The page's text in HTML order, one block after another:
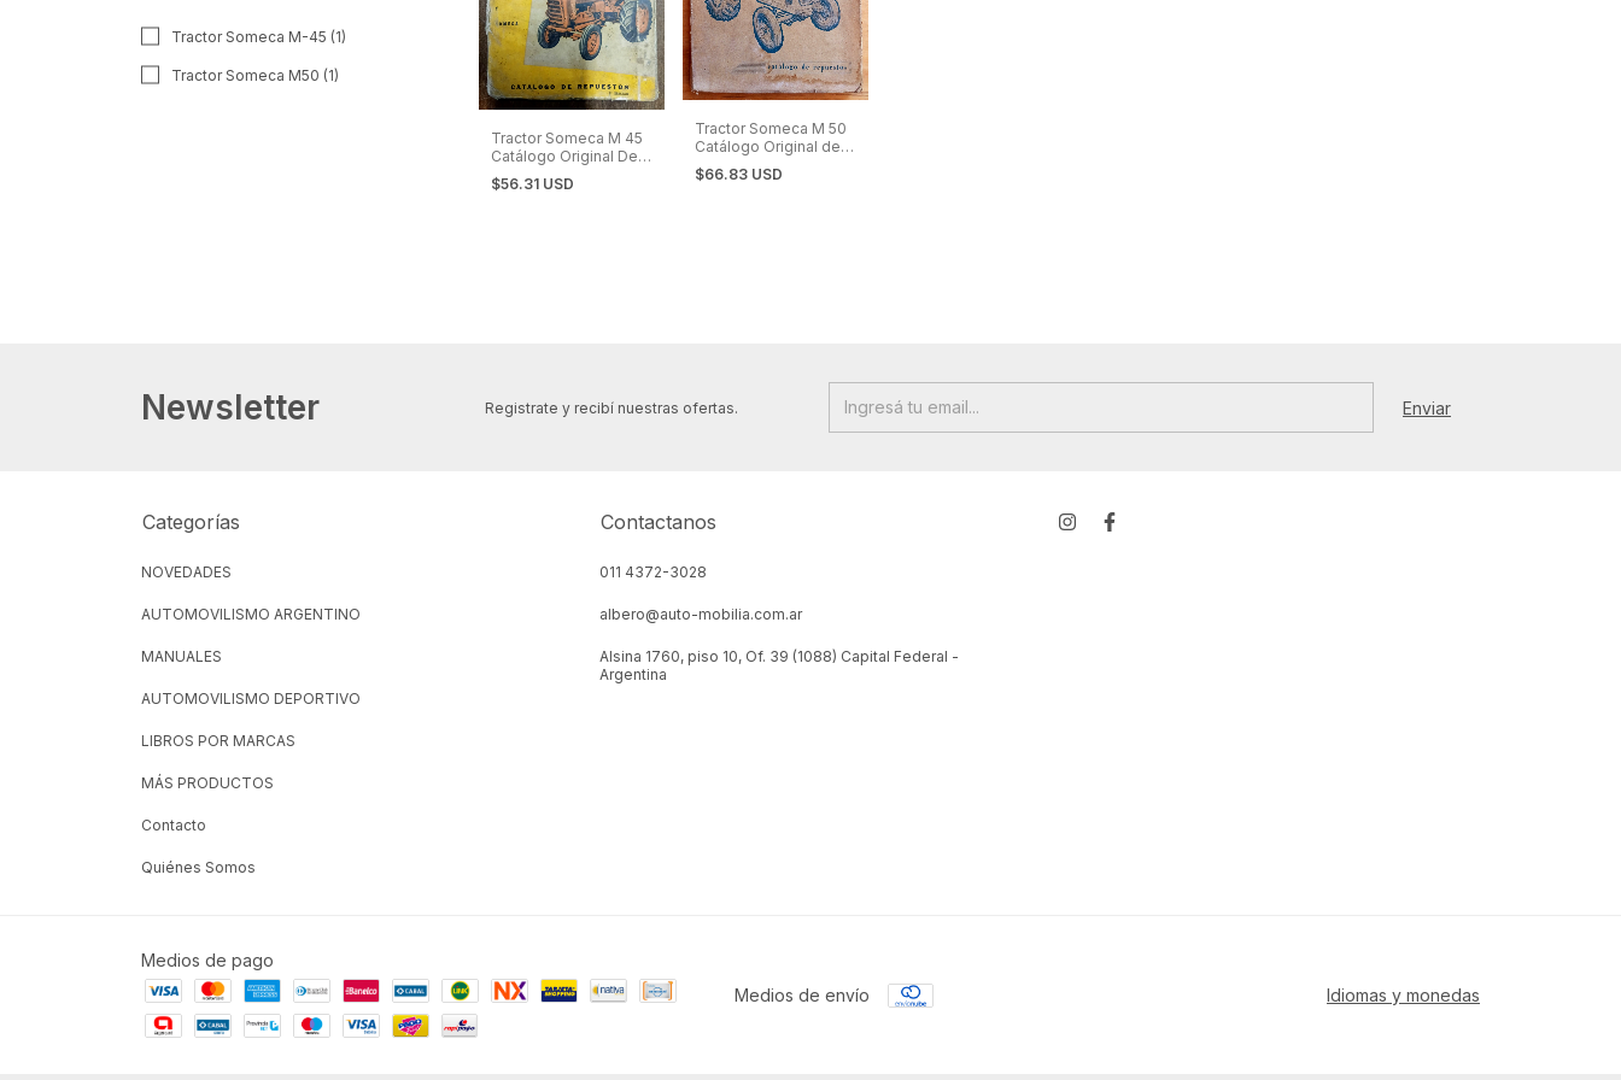
Tractor Someca M-45 (1)
Tractor Someca M50 (1)
Tractor Someca M 45
Catálogo Original De
Repuestos
$56.31 USD
Tractor Someca M 50
Catálogo Original de
Repuestos
$66.83 USD
Newsletter Registrate y recibí nuestras ofertas.
Categorías
NOVEDADES
AUTOMOVILISMO ARGENTINO
MANUALES
AUTOMOVILISMO DEPORTIVO
LIBROS POR MARCAS
MÁS PRODUCTOS
Contacto
Quiénes Somos
Contactanos
011 4372-3028
albero@auto-mobilia.com.ar
Alsina 1760, piso 10, Of. 39 (1088) Capital Federal -
Argentina
Medios de pago
Medios de envío
Idiomas y monedas